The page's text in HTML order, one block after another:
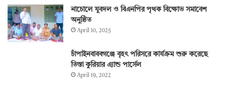
নাচোলে যুবদল ও বিএনপির পৃথক বিক্ষোভ সমাবেশ
অনুষ্ঠিত
April 10, 2025
চাঁপাইনবাববগঞ্জে বৃহৎ পরিসরে কার্যক্রম শুরু করেছে
তিস্তা কুরিয়ার এ্যান্ড পার্সেল
April 19, 2022